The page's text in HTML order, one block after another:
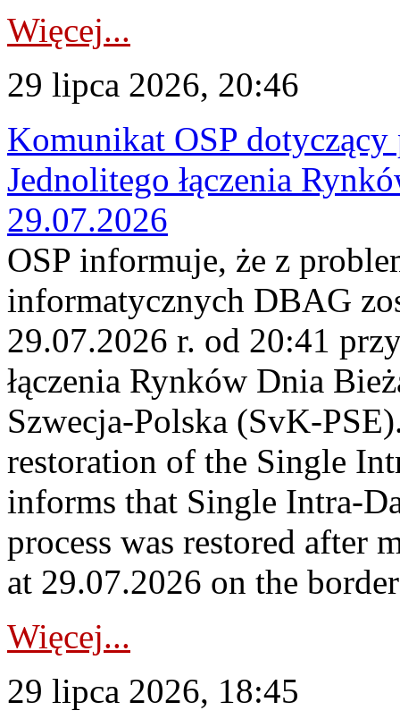
Więcej...
29 lipca 2026, 20:46
Komunikat OSP
Jednolitego łączenia
29.07.2026
OSP informuje, że z
informatycznych DBAG
29.07.2026 r. od 20:41
łączenia Rynków Dnia
Szwecja-Polska (SvK-
restoration of the Single
informs that Single Intra-
process was restored after
at 29.07.2026 on the
Więcej...
29 lipca 2026, 18:45